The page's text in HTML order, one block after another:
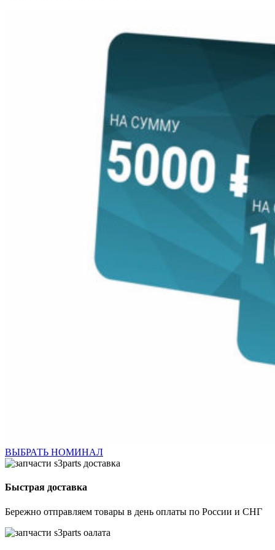
ВЫБРАТЬ НОМИНАЛ
Быстрая доставка
Бережно отправляем товары в день оплаты по России и СНГ